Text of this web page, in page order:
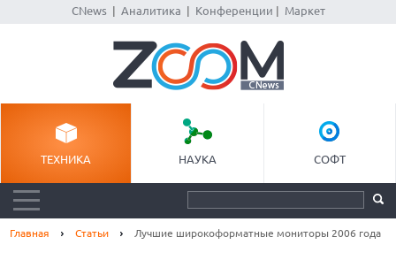
CNews| Аналитика Конференции Маркет
ТЕХНИКА НАУКА СОФТ
Главная Статьи Лучшие широкоформатные мониторы 2006 года